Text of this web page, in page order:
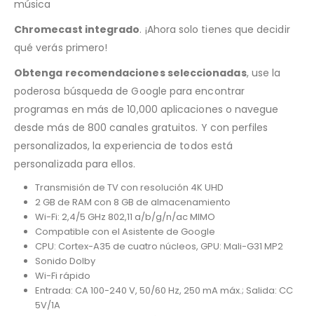
música
Chromecast integrado. ¡Ahora solo tienes que decidir
qué verás primero!
Obtenga recomendaciones seleccionadas, use la
poderosa búsqueda de Google para encontrar
programas en más de 10,000 aplicaciones o navegue
desde más de 800 canales gratuitos. Y con perfiles
personalizados, la experiencia de todos está
personalizada para ellos.
Transmisión de TV con resolución 4K UHD
2 GB de RAM con 8 GB de almacenamiento
Wi-Fi: 2,4/5 GHz 802,11 a/b/g/n/ac MIMO
Compatible con el Asistente de Google
CPU: Cortex-A35 de cuatro núcleos, GPU: Mali-G31 MP2
Sonido Dolby
Wi-Fi rápido
Entrada: CA 100-240 V, 50/60 Hz, 250 mA máx.; Salida: CC
5V/1A